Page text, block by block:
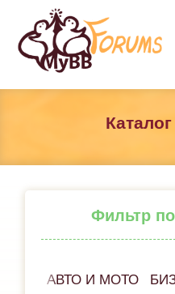
Фильтр
АВТО И МОТО